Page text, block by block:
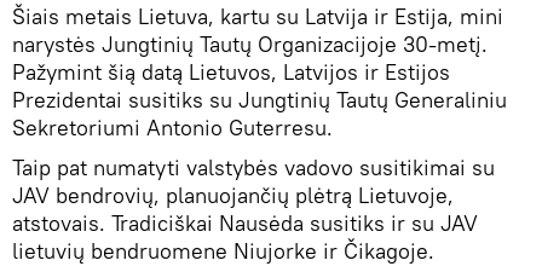
Šiais metais Lietuva, kartu su Latvija ir Estija, mini
narystės Jungtinių Tautų Organizacijoje 30-metį.
Pažymint šią datą Lietuvos, Latvijos ir Estijos
Prezidentai susitiks su Jungtinių Tautų Generaliniu
Sekretoriumi Antonio Guterresu.
Taip pat numatyti valstybės vadovo susitikimai su
JAV bendrovių, planuojančių plėtrą Lietuvoje,
atstovais. Tradiciškai Nausėda susitiks ir su JAV
lietuvių bendruomene Niujorke ir Čikagoje.